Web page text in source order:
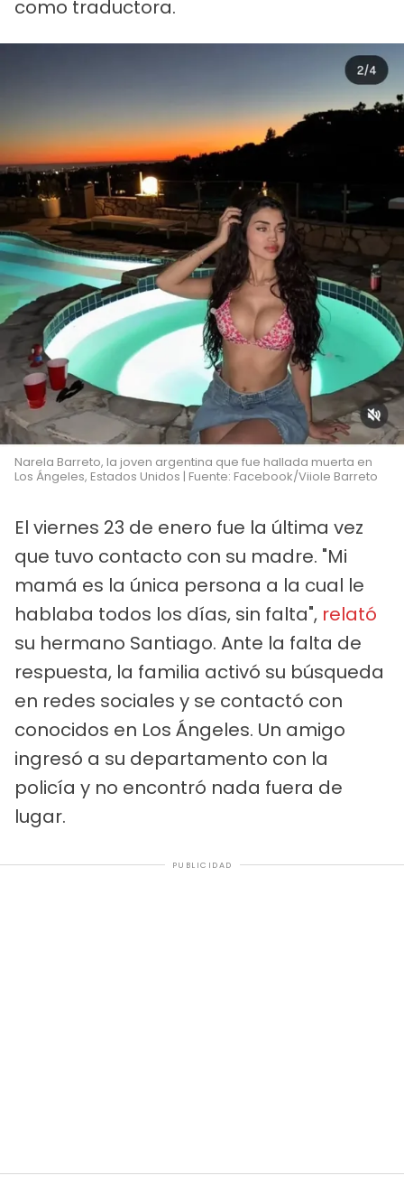
como traductora.
Narela Barreto, la joven argentina que fue hallada muerta en
Los Ángeles, Estados Unidos | Fuente: Facebook/Viiole Barreto
El viernes 23 de enero fue la última vez
que tuvo contacto con su madre. "Mi
mamá es la única persona a la cual le
hablaba todos los días, sin falta", relató
su hermano Santiago. Ante la falta de
respuesta, la familia activó su búsqueda
en redes sociales y se contactó con
conocidos en Los Ángeles. Un amigo
ingresó a su departamento con la
policía y no encontró nada fuera de
lugar.
PUBLICIDAD